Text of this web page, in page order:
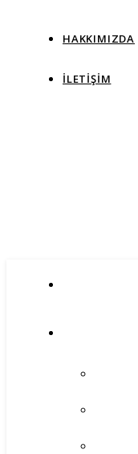
HAKKIMIZDA
İLETIŞIM